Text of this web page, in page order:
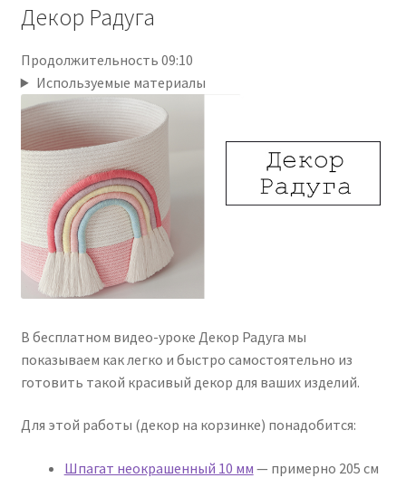
Декор Радуга
Продолжительность 09:10
Используемые материалы
В бесплатном видео-уроке Декор Радуга мы
показываем как легко и быстро самостоятельно из
готовить такой красивый декор для ваших изделий.
Для этой работы (декор на корзинке) понадобится:
Шпагат неокрашенный 10 мм — примерно 205 см